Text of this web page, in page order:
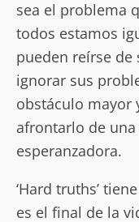
sea el problema
todos estamos
pueden reírse
ignorar sus
obstáculo mayor
afrontarlo de
esperanzadora.
‘Hard truths’
es el final de la